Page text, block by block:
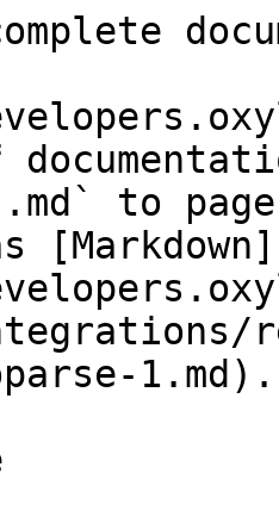
to
[Markdown]
1.md).